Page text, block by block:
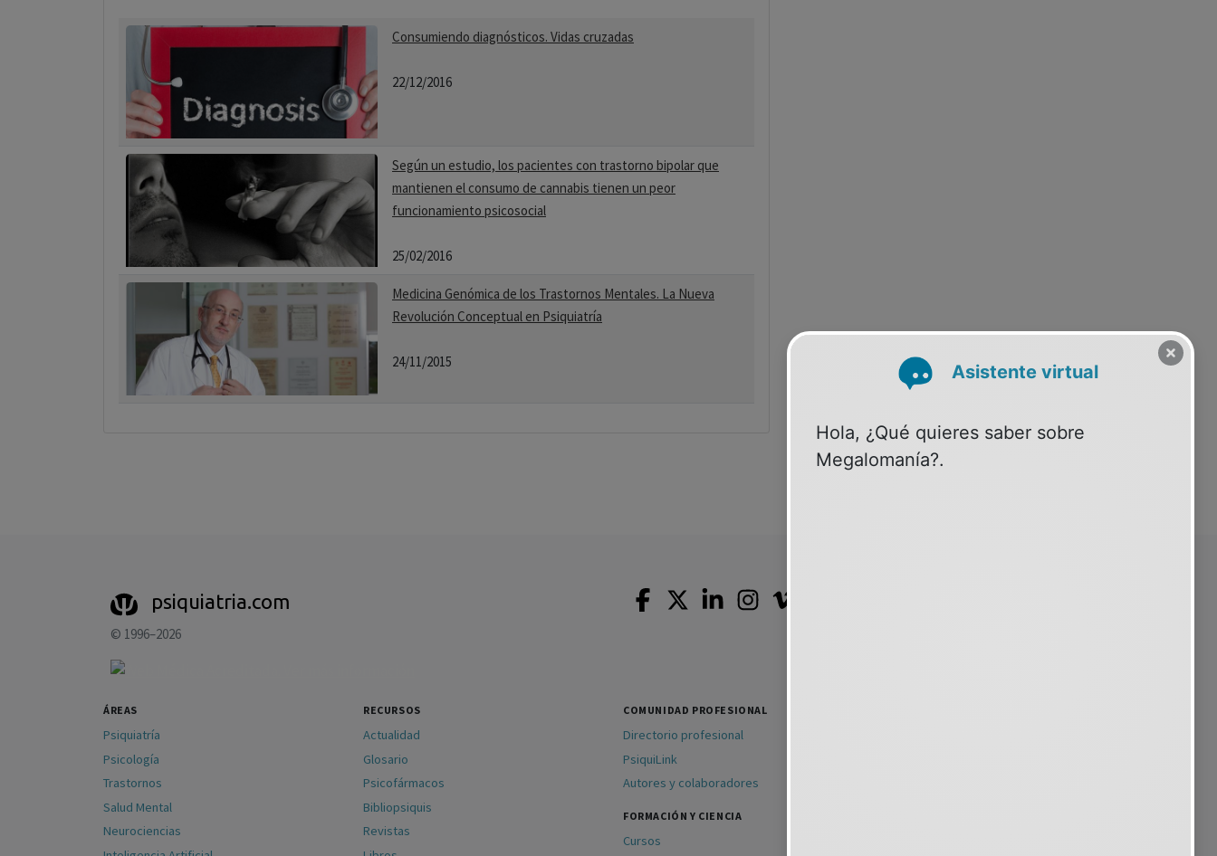
Consumiendo diagnósticos. Vidas cruzadas
22/12/2016
Según un estudio, los pacientes con trastorno bipolar que
mantienen el consumo de cannabis tienen un peor
funcionamiento psicosocial
25/02/2016
Medicina Genómica de los Trastornos Mentales. La Nueva
Revolución Conceptual en Psiquiatría
24/11/2015
psiquiatria.com
© 1996–2026
ÁREAS
Psiquiatría
Psicología
Trastornos
Salud Mental
Neurociencias
RECURSOS
Actualidad
Glosario
Psicofármacos
Bibliopsiquis
Revistas
COMUNIDAD PROFESIONAL
Directorio profesional
PsiquiLink
Autores y colaboradores
FORMACIÓN Y CIENCIA
Cursos